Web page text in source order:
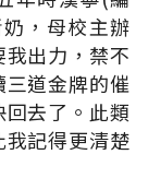
，母校主辦
出力，禁不
道金牌的催
去了。此類
記得更清楚